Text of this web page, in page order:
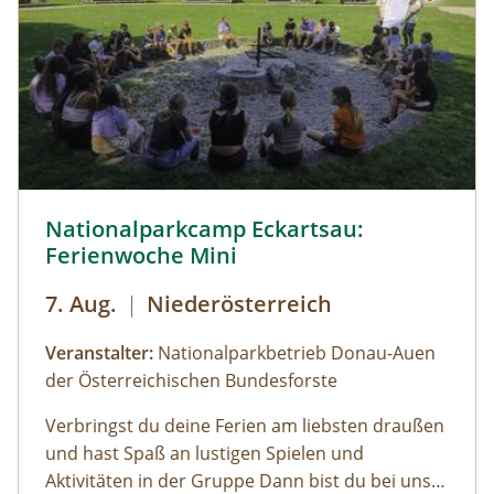
Nationalparkcamp Eckartsau:
Ferienwoche Mini
7. Aug. | Niederösterreich
Veranstalter: Nationalparkbetrieb Donau-Auen
der Österreichischen Bundesforste
Verbringst du deine Ferien am liebsten draußen
und hast Spaß an lustigen Spielen und
Aktivitäten in der Gruppe Dann bist du bei uns